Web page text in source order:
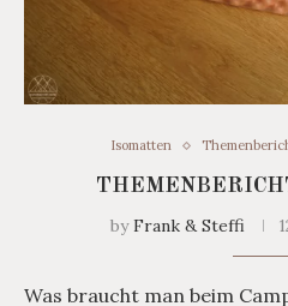
Isomatten
byFrank & Steffi
Was braucht man beim